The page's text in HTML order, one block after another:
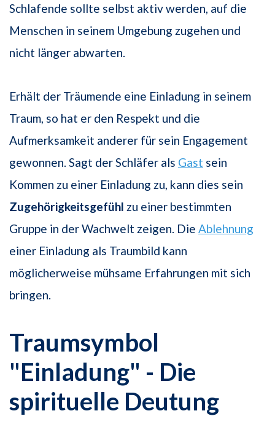
Schlafende sollte selbst aktiv werden, auf die
Menschen in seinem Umgebung zugehen und
nicht länger abwarten.
Erhält der Träumende eine Einladung in seinem
Traum, so hat er den Respekt und die
Aufmerksamkeit anderer für sein Engagement
gewonnen. Sagt der Schläfer als Gast sein
Kommen zu einer Einladung zu, kann dies sein
Zugehörigkeitsgefühl zu einer bestimmten
Gruppe in der Wachwelt zeigen. Die Ablehnung
einer Einladung als Traumbild kann
möglicherweise mühsame Erfahrungen mit sich
bringen.
Traumsymbol
"Einladung" - Die
spirituelle Deutung